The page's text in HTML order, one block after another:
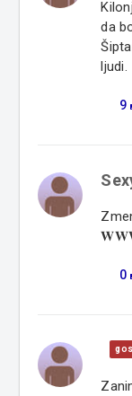
da
ljudi.
9
0